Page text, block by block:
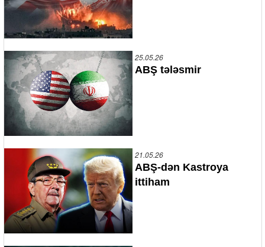
25.05.26
ABŞ tələsmir
21.05.26
ABŞ-dən Kastroya
ittiham